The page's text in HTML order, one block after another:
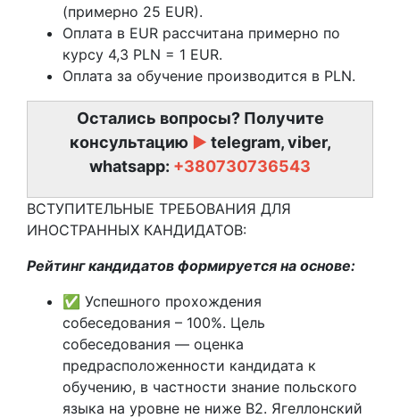
(примерно 25 EUR).
Оплата в EUR рассчитана примерно по
курсу 4,3 PLN = 1 EUR.
Оплата за обучение производится в PLN.
Остались вопросы? Получите
консультацию ► telegram, viber,
whatsapp: +380730736543
ВСТУПИТЕЛЬНЫЕ ТРЕБОВАНИЯ ДЛЯ
ИНОСТРАННЫХ КАНДИДАТОВ:
Рейтинг кандидатов формируется на основе:
✅ Успешного прохождения
собеседования – 100%. Цель
собеседования — оценка
предрасположенности кандидата к
обучению, в частности знание польского
языка на уровне не ниже B2. Ягеллонский